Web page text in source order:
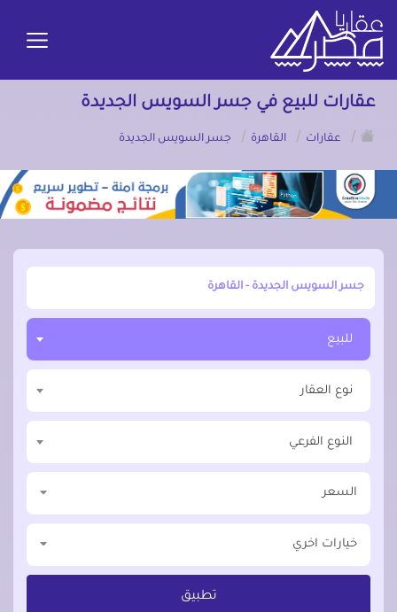
عقارات للبيع في جسر السويس الجديدة
/
عقارات / القاهرة / جسر السويس الجديدة
أبحث عن مدينة, محافظة, حي
للبيع
نوع العقار
النوع الفرعي
السعر
خيارات اخري
تطبيق